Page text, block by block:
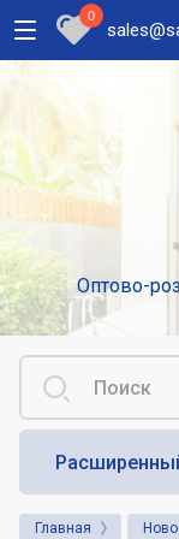
Полезная
Сушилки для рук
для рук
Смесители: виды
выбора
Сенсорные или
смесители
Диспенсеры для
0
Оптово-
Главная